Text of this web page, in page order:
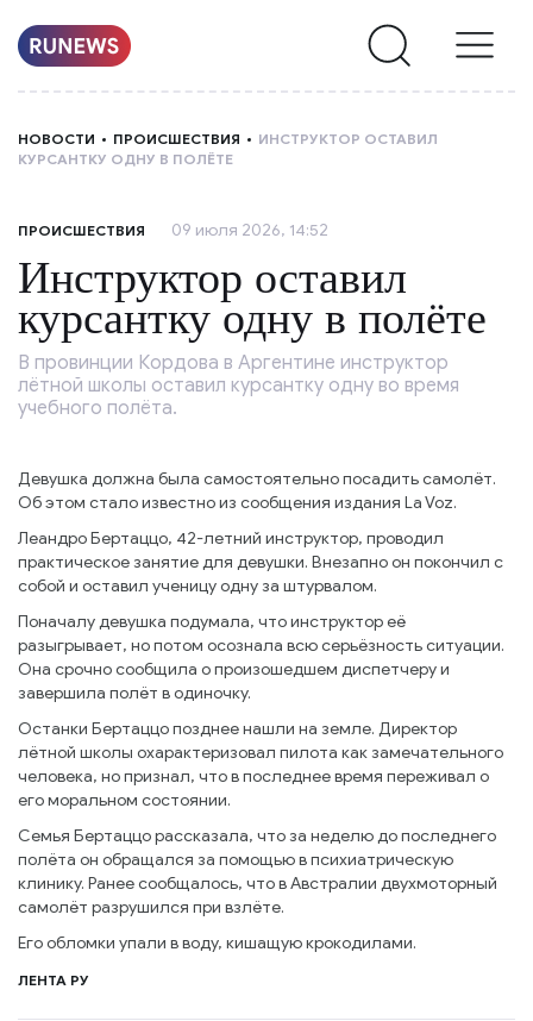
О
НАС
НОВОСТИ ПРОИСШЕСТВИЯ
ИНСТРУКТОР ОСТАВИЛ
КУРСАНТКУ ОДНУ В ПОЛЁТЕ
ПРОИСШЕСТВИЯ 09 июля 2026, 14:52
Инструктор оставил
курсантку одну в полёте
В провинции Кордова в Аргентине инструктор
лётной школы оставил курсантку одну во время
учебного полёта.
Девушка должна была самостоятельно посадить самолёт.
Об этом стало известно из сообщения издания La Voz.
Леандро Бертаццо, 42-летний инструктор, проводил
практическое занятие для девушки. Внезапно он покончил с
собой и оставил ученицу одну за штурвалом.
Поначалу девушка подумала, что инструктор её
разыгрывает, но потом осознала всю серьёзность ситуации.
Она срочно сообщила о произошедшем диспетчеру и
завершила полёт в одиночку.
Останки Бертаццо позднее нашли на земле. Директор
лётной школы охарактеризовал пилота как замечательного
человека, но признал, что в последнее время переживал о
его моральном состоянии.
Семья Бертаццо рассказала, что за неделю до последнего
полёта он обращался за помощью в психиатрическую
клинику. Ранее сообщалось, что в Австралии двухмоторный
самолёт разрушился при взлёте.
Его обломки упали в воду, кишащую крокодилами.
ЛЕНТА РУ